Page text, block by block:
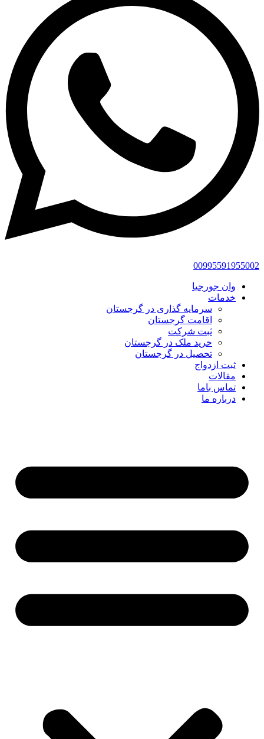
00995591955002
وان جورجیا
خدمات
سرمایه گذاری در گرجستان
اقامت گرجستان
ثبت شرکت
خرید ملک در گرجستان
تحصیل در گرجستان
ثبت ازدواج
مقالات
تماس باما
درباره ما